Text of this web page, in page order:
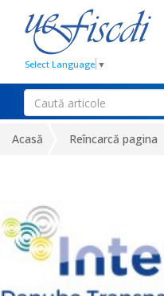
Select Language ▼
Acasă Reîncarcă pagina